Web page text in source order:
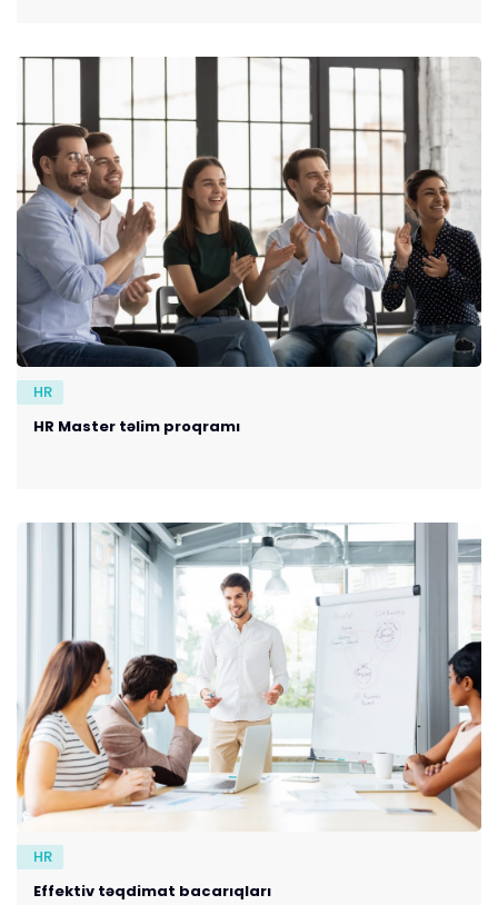
HR
HR Master təlim proqramı
HR
Effektiv təqdimat bacarıqları